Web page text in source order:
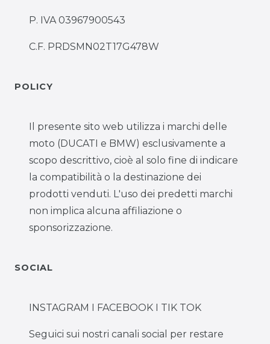
P. IVA 03967900543
C.F. PRDSMN02T17G478W
POLICY
Il presente sito web utilizza i marchi delle
moto (DUCATI e BMW) esclusivamente a
scopo descrittivo, cioè al solo fine di indicare
la compatibilità o la destinazione dei
prodotti venduti. L'uso dei predetti marchi
non implica alcuna affiliazione o
sponsorizzazione.
SOCIAL
INSTAGRAM I FACEBOOK I TIK TOK
Seguici sui nostri canali social per restare